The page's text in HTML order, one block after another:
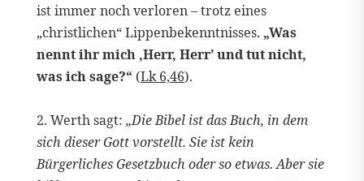
ist immer noch verloren – trotz eines
„christlichen“ Lippenbekenntnisses. „Was
nennt ihr mich ‚Herr, Herr’ und tut nicht,
was ich sage?“ (Lk 6,46).
2. Werth sagt: „Die Bibel ist das Buch, in dem
sich dieser Gott vorstellt. Sie ist kein
Bürgerliches Gesetzbuch oder so etwas. Aber sie